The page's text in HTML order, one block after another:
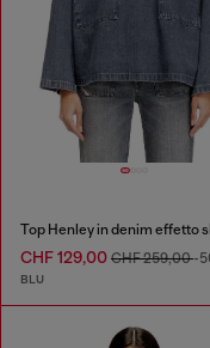
CHF 129,00 CHF 259,00-
BLU